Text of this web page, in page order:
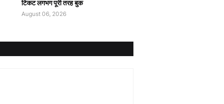
टिकट लगभग पूरी तरह बुक
August 06, 2026